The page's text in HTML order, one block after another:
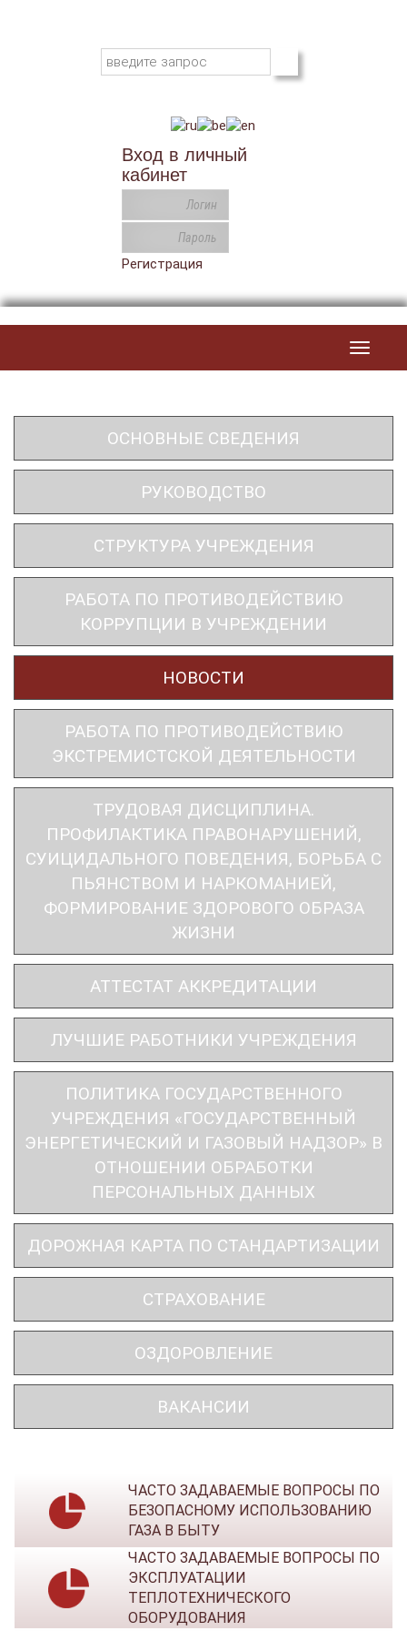
Вход в личный
кабинет
Регистрация
Toggle
ОСНОВНЫЕ СВЕДЕНИЯ
РУКОВОДСТВО
СТРУКТУРА УЧРЕЖДЕНИЯ
РАБОТА ПО ПРОТИВОДЕЙСТВИЮ
КОРРУПЦИИ В УЧРЕЖДЕНИИ
НОВОСТИ
РАБОТА ПО ПРОТИВОДЕЙСТВИЮ
ЭКСТРЕМИСТСКОЙ ДЕЯТЕЛЬНОСТИ
ТРУДОВАЯ ДИСЦИПЛИНА.
ПРОФИЛАКТИКА ПРАВОНАРУШЕНИЙ,
СУИЦИДАЛЬНОГО ПОВЕДЕНИЯ, БОРЬБА С
ПЬЯНСТВОМ И НАРКОМАНИЕЙ,
ФОРМИРОВАНИЕ ЗДОРОВОГО ОБРАЗА
ЖИЗНИ
АТТЕСТАТ АККРЕДИТАЦИИ
ЛУЧШИЕ РАБОТНИКИ УЧРЕЖДЕНИЯ
ПОЛИТИКА ГОСУДАРСТВЕННОГО
УЧРЕЖДЕНИЯ «ГОСУДАРСТВЕННЫЙ
ЭНЕРГЕТИЧЕСКИЙ И ГАЗОВЫЙ НАДЗОР» В
ОТНОШЕНИИ ОБРАБОТКИ
ПЕРСОНАЛЬНЫХ ДАННЫХ
ДОРОЖНАЯ КАРТА ПО СТАНДАРТИЗАЦИИ
СТРАХОВАНИЕ
ОЗДОРОВЛЕНИЕ
ВАКАНСИИ
ЧАСТО ЗАДАВАЕМЫЕ ВОПРОСЫ ПО
БЕЗОПАСНОМУ ИСПОЛЬЗОВАНИЮ
ГАЗА В БЫТУ
ЧАСТО ЗАДАВАЕМЫЕ ВОПРОСЫ ПО
ЭКСПЛУАТАЦИИ
ТЕПЛОТЕХНИЧЕСКОГО
ОБОРУДОВАНИЯ